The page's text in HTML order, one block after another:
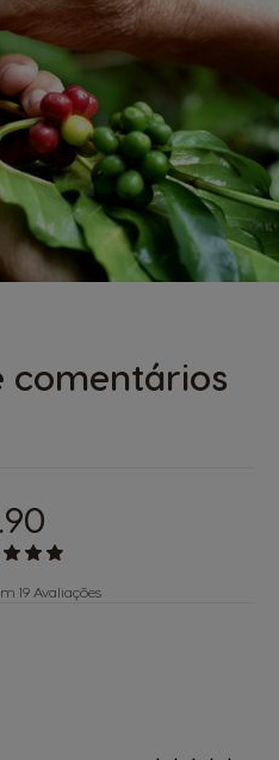
comentários
19 Avaliações